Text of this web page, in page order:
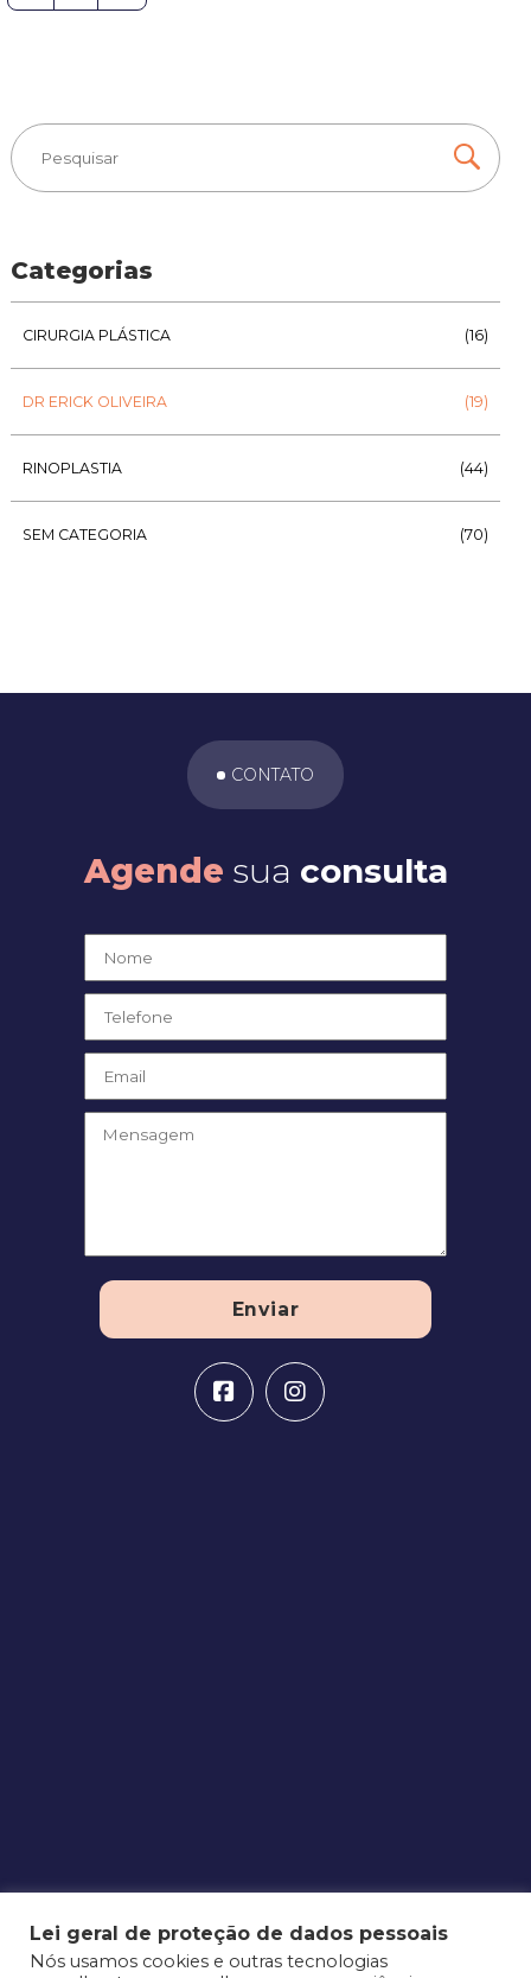
Categorias
CIRURGIA PLÁSTICA (16)
DR ERICK OLIVEIRA (19)
RINOPLASTIA (44)
SEM CATEGORIA (70)
CONTATO
Agende sua consulta
ENDEREÇO
Lei geral de proteção de dados pessoais
Nós usamos cookies e outras tecnologias